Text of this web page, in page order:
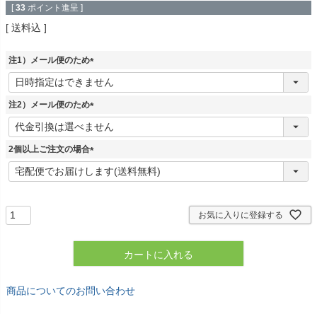
[ 33 ポイント進呈 ]
送料込
注1）メール便のため
(
必
須
注2）メール便のため
(
必
須
2個以上ご注文の場合
(
必
お気に入りに登録する
カートに入れる
商品についてのお問い合わせ